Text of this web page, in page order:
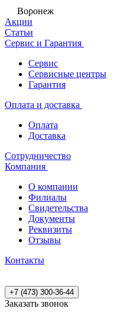
Воронеж
Акции
Статьи
Сервис и Гарантия
Сервис
Сервисные центры
Гарантия
Оплата и доставка
Оплата
Доставка
Сотрудничество
Компания
О компании
Филиалы
Свидетельства
Документы
Реквизиты
Отзывы
Контакты
+7 (473) 300-36-44
Заказать звонок